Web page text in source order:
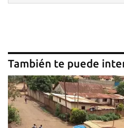
También te puede